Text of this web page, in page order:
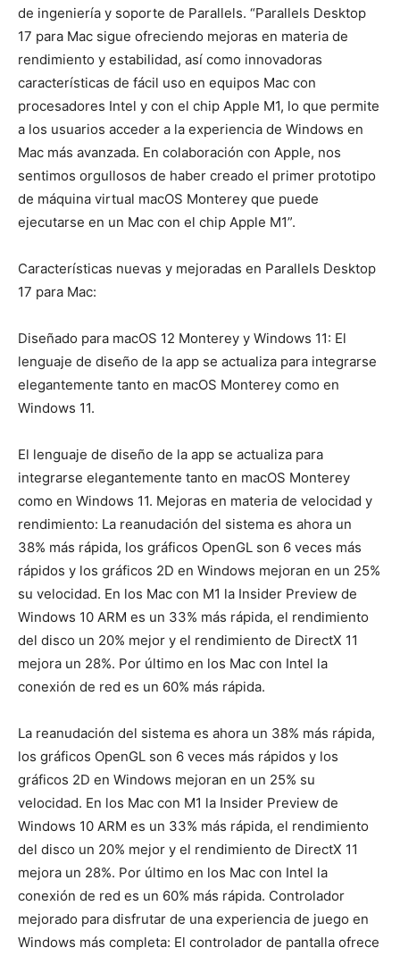
de ingeniería y soporte de Parallels. “Parallels Desktop
17 para Mac sigue ofreciendo mejoras en materia de
rendimiento y estabilidad, así como innovadoras
características de fácil uso en equipos Mac con
procesadores Intel y con el chip Apple M1, lo que permite
a los usuarios acceder a la experiencia de Windows en
Mac más avanzada. En colaboración con Apple, nos
sentimos orgullosos de haber creado el primer prototipo
de máquina virtual macOS Monterey que puede
ejecutarse en un Mac con el chip Apple M1”.
Características nuevas y mejoradas en Parallels Desktop
17 para Mac:
Diseñado para macOS 12 Monterey y Windows 11: El
lenguaje de diseño de la app se actualiza para integrarse
elegantemente tanto en macOS Monterey como en
Windows 11.
El lenguaje de diseño de la app se actualiza para
integrarse elegantemente tanto en macOS Monterey
como en Windows 11. Mejoras en materia de velocidad y
rendimiento: La reanudación del sistema es ahora un
38% más rápida, los gráficos OpenGL son 6 veces más
rápidos y los gráficos 2D en Windows mejoran en un 25%
su velocidad. En los Mac con M1 la Insider Preview de
Windows 10 ARM es un 33% más rápida, el rendimiento
del disco un 20% mejor y el rendimiento de DirectX 11
mejora un 28%. Por último en los Mac con Intel la
conexión de red es un 60% más rápida.
La reanudación del sistema es ahora un 38% más rápida,
los gráficos OpenGL son 6 veces más rápidos y los
gráficos 2D en Windows mejoran en un 25% su
velocidad. En los Mac con M1 la Insider Preview de
Windows 10 ARM es un 33% más rápida, el rendimiento
del disco un 20% mejor y el rendimiento de DirectX 11
mejora un 28%. Por último en los Mac con Intel la
conexión de red es un 60% más rápida. Controlador
mejorado para disfrutar de una experiencia de juego en
Windows más completa: El controlador de pantalla ofrece